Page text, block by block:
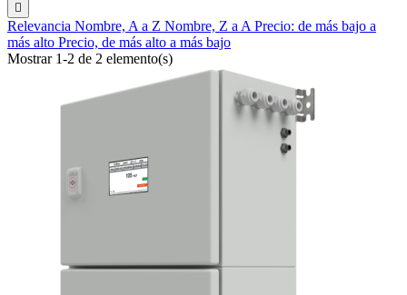

Relevancia Nombre, A a Z Nombre, Z a A Precio: de más bajo a
más alto Precio, de más alto a más bajo
Mostrar 1-2 de 2 elemento(s)